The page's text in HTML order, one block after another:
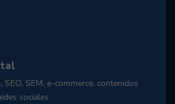
SEO, SEM, e-commerce, contenidos
sociales